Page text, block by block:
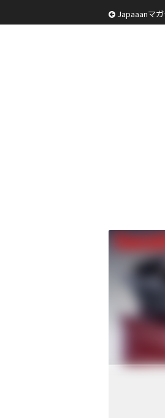
Japaaanマ